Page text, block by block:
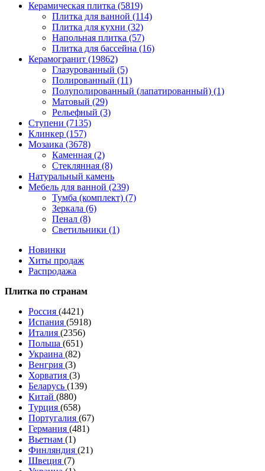
Керамическая плитка (5819)
Плитка для ванной (114)
Плитка для кухни (32)
Напольная плитка (57)
Плитка для бассейна (16)
Керамогранит (19862)
Глазурованный (5)
Полированный (11)
Полуполированный (лапатированный) (1)
Матовый (29)
Рельефный (3)
Ступени (7135)
Клинкер (157)
Мозаика (3678)
Каменная (2)
Стеклянная (8)
Натуральный камень
Мебель для ванной (239)
Тумба (комплект) (7)
Зеркала (6)
Пенал (8)
Светильники (1)
Новинки
Хиты продаж
Распродажа
Плитка по странам
Россия (4421)
Испания (5918)
Италия (2356)
Польша (651)
Украина (82)
Венгрия (3)
Хорватия (3)
Беларусь (139)
Китай (880)
Турция (658)
Португалия (67)
Германия (481)
Вьетнам (1)
Финляндия (21)
Швеция (7)